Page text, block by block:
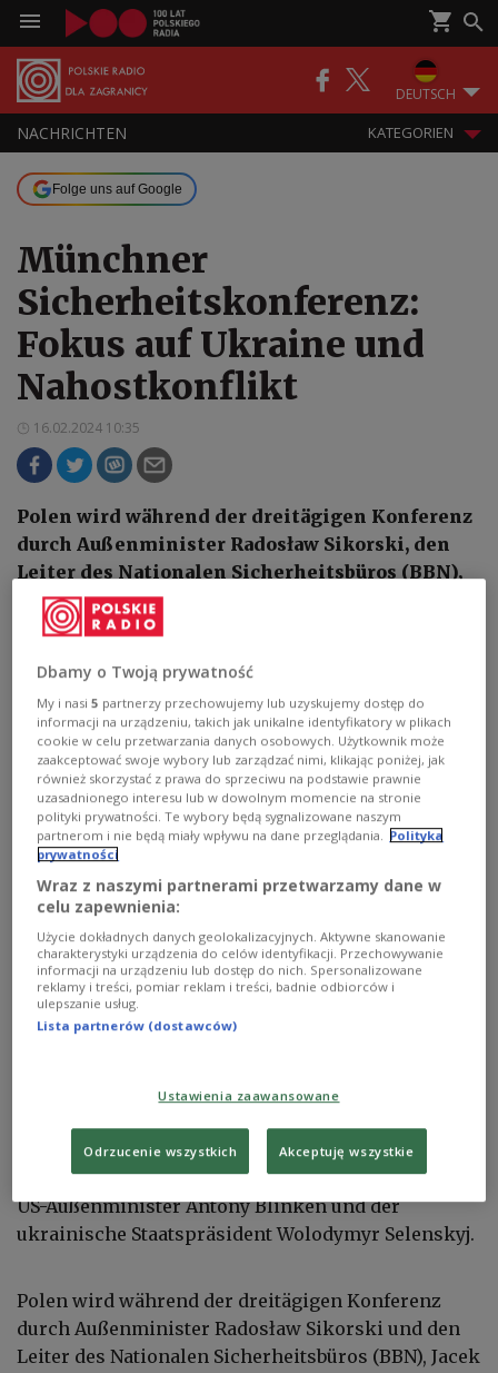
DEUTSCH
NACHRICHTEN KATEGORIEN
Folge uns auf Google
Münchner
Sicherheitskonferenz:
Fokus auf Ukraine und
Nahostkonflikt
16.02.2024 10:35
Polen wird während der dreitägigen Konferenz
durch Außenminister Radosław Sikorski, den
Leiter des Nationalen Sicherheitsbüros (BBN),
Jacek Siewiera und den Abgeordneten der
Bürgerkoalition und Vorsitzenden der
vertreten sein.
Dziś spotkanie ministrów obrony NATO. Tematem m.in. zwiększenie
produkcji amunicji PAP/AA/ABACA
Nahen Osten - das sind die Schwerpunkte der heute
den Gästen der 60. Ausgabe der Konferenz gehören
unter anderem US-Vizepräsidentin Kamala Harris,
US-Außenminister Antony Blinken und der
ukrainische Staatspräsident Wolodymyr Selenskyj.
Polen wird während der dreitägigen Konferenz
durch Außenminister Radosław Sikorski und den
Leiter des Nationalen Sicherheitsbüros (BBN), Jacek
Dbamy o Twoją prywatność
My i nasi5 partnerzy przechowujemy lub uzyskujemy dostęp do
informacji na urządzeniu, takich jak unikalne identyfikatory w plikach
cookie w celu przetwarzania danych osobowych. Użytkownik może
zaakceptować swoje wybory lub zarządzać nimi, klikając poniżej, jak
również skorzystać z prawa do sprzeciwu na podstawie prawnie
uzasadnionego interesu lub w dowolnym momencie na stronie
polityki prywatności. Te wybory będą sygnalizowane naszym
partnerom i nie będą miały wpływu na dane przeglądania. Polityka
prywatności
Wraz z naszymi partnerami przetwarzamy dane w
celu zapewnienia:
Użycie dokładnych danych geolokalizacyjnych. Aktywne skanowanie
charakterystyki urządzenia do celów identyfikacji. Przechowywanie
informacji na urządzeniu lub dostęp do nich. Spersonalizowane
reklamy i treści, pomiar reklam i treści, badnie odbiorców i
ulepszanie usług.
Lista partnerów (dostawców)
Ustawienia zaawansowane
Odrzucenie wszystkich Akceptuję wszystkie